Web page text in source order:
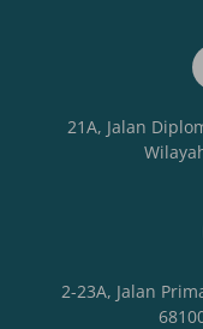
21A, Jalan
2-23A, Jalan